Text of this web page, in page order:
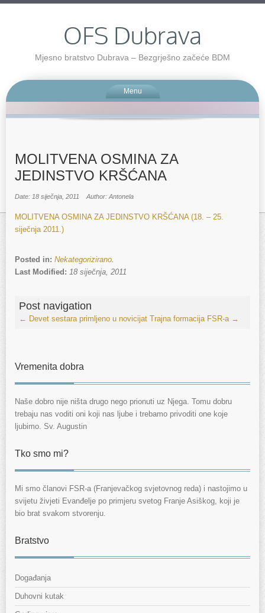
OFS Dubrava
Mjesno bratstvo Dubrava – Bezgrješno začeće BDM
Menu
MOLITVENA OSMINA ZA
JEDINSTVO KRŠĆANA
Date: 18 siječnja, 2011 Author: Antonela
MOLITVENA OSMINA ZA JEDINSTVO KRŠĆANA (18. – 25.
siječnja 2011.)
Posted in: Nekategorizirano.
Last Modified: 18 siječnja, 2011
Post navigation
← Devet sestara primljeno u novicijat Trajna formacija FSR-a →
Vremenita dobra
Naše dobro nije ništa drugo nego prionuti uz Njega. Tomu dobru
trebaju nas voditi oni koji nas ljube i trebamo privoditi one koje
ljubimo. Sv. Augustin
Tko smo mi?
Mi smo članovi FSR-a (Franjevačkog svjetovnog reda) i nastojimo u
svijetu živjeti Evanđelje po primjeru svetog Franje Asiškog, koji je
bio brat svakom stvorenju.
Bratstvo
Događanja
Duhovni kutak